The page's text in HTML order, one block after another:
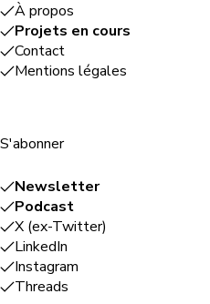
À propos
Projets en cours
Contact
Mentions légales
S'abonner
Newsletter
Podcast
X (ex-Twitter)
LinkedIn
Instagram
Threads